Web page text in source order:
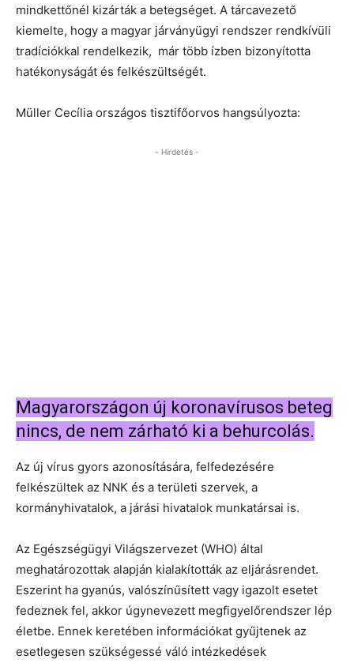
mindkettőnél kizárták a betegséget. A tárcavezető
kiemelte, hogy a magyar járványügyi rendszer rendkívüli
tradíciókkal rendelkezik, már több ízben bizonyította
hatékonyságát és felkészültségét.
Müller Cecília országos tisztifőorvos hangsúlyozta:
- Hirdetés -
Magyarországon új koronavírusos beteg
nincs, de nem zárható ki a behurcolás.
Az új vírus gyors azonosítására, felfedezésére
felkészültek az NNK és a területi szervek, a
kormányhivatalok, a járási hivatalok munkatársai is.
Az Egészségügyi Világszervezet (WHO) által
meghatározottak alapján kialakították az eljárásrendet.
Eszerint ha gyanús, valószínűsített vagy igazolt esetet
fedeznek fel, akkor úgynevezett megfigyelőrendszer lép
életbe. Ennek keretében információkat gyűjtenek az
esetlegesen szükségessé váló intézkedések